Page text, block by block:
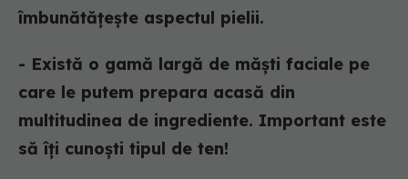
îmbunătățește aspectul pielii.
- Există o gamă largă de măști faciale pe
care le putem prepara acasă din
multitudinea de ingrediente. Important este
să îți cunoști tipul de ten!